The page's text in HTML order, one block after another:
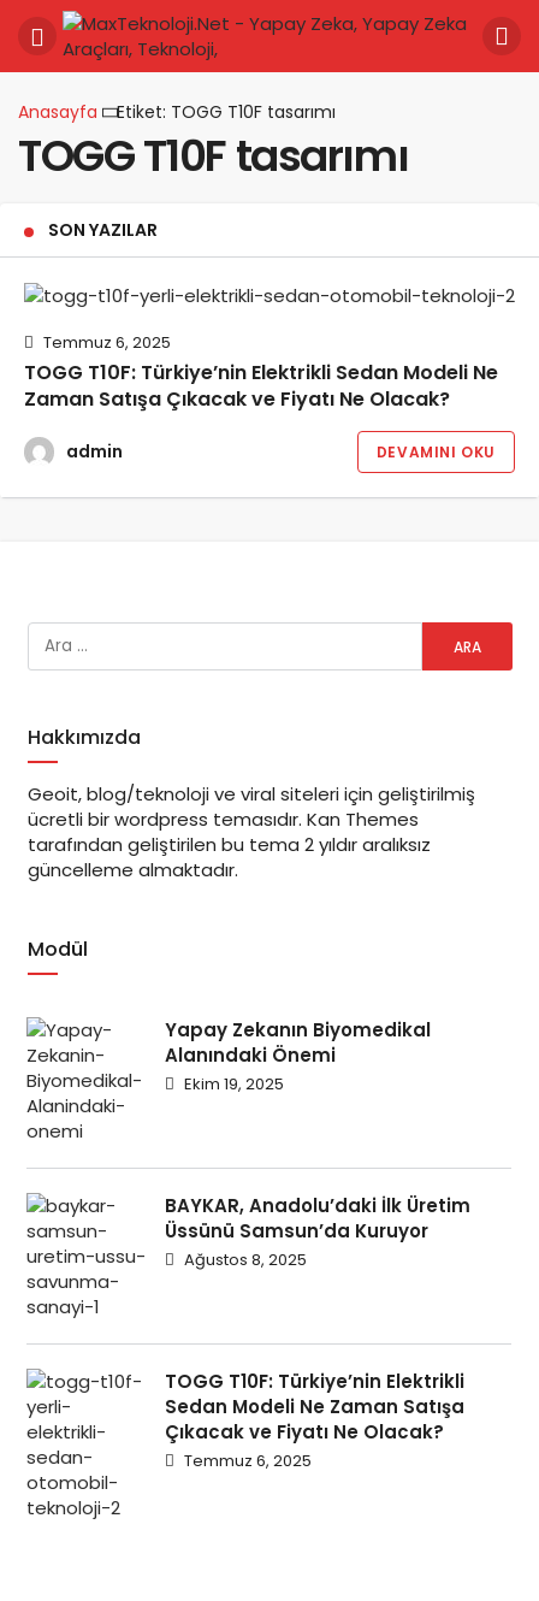
Anasayfa Etiket: TOGG T10F tasarımı
TOGG T10F tasarımı
SON YAZILAR
Temmuz 6, 2025
TOGG T10F: Türkiye’nin Elektrikli Sedan Modeli Ne
Zaman Satışa Çıkacak ve Fiyatı Ne Olacak?
admin DEVAMINI OKU
Hakkımızda
Geoit, blog/teknoloji ve viral siteleri için geliştirilmiş
ücretli bir wordpress temasıdır. Kan Themes
tarafından geliştirilen bu tema 2 yıldır aralıksız
güncelleme almaktadır.
Modül
Yapay Zekanın Biyomedikal
Alanındaki Önemi
Ekim 19, 2025
BAYKAR, Anadolu’daki İlk Üretim
Üssünü Samsun’da Kuruyor
Ağustos 8, 2025
TOGG T10F: Türkiye’nin Elektrikli
Sedan Modeli Ne Zaman Satışa
Çıkacak ve Fiyatı Ne Olacak?
Temmuz 6, 2025